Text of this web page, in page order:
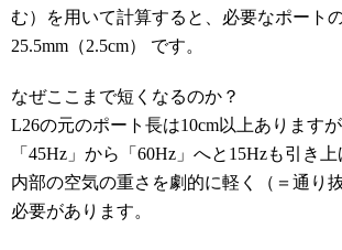
む）を用いて計算すると、必要なポート
25.5mm（2.5cm） です。
なぜここまで短くなるのか？
L26の元のポート長は10cm以上あります
「45Hz」から「60Hz」へと15Hzも引き
内部の空気の重さを劇的に軽く（＝通り
必要があります。